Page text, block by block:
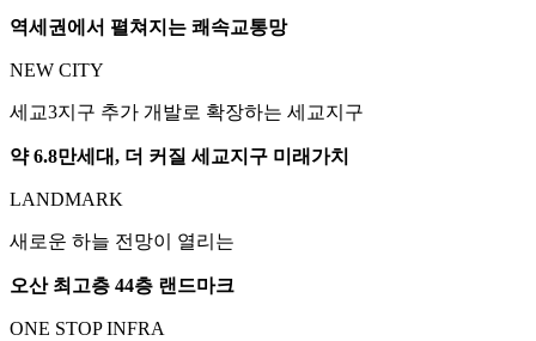
역세권에서 펼쳐지는 쾌속교통망
NEW CITY
세교3지구 추가 개발로 확장하는 세교지구
약 6.8만세대, 더 커질 세교지구 미래가치
LANDMARK
새로운 하늘 전망이 열리는
오산 최고층 44층 랜드마크
ONE STOP INFRA